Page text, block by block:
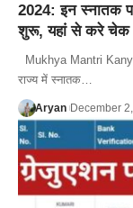
2024: इन स्नातक
शुरू, यहां से करे चेक
Mukhya Mantri
राज्य में स्नातक…
Aryan December